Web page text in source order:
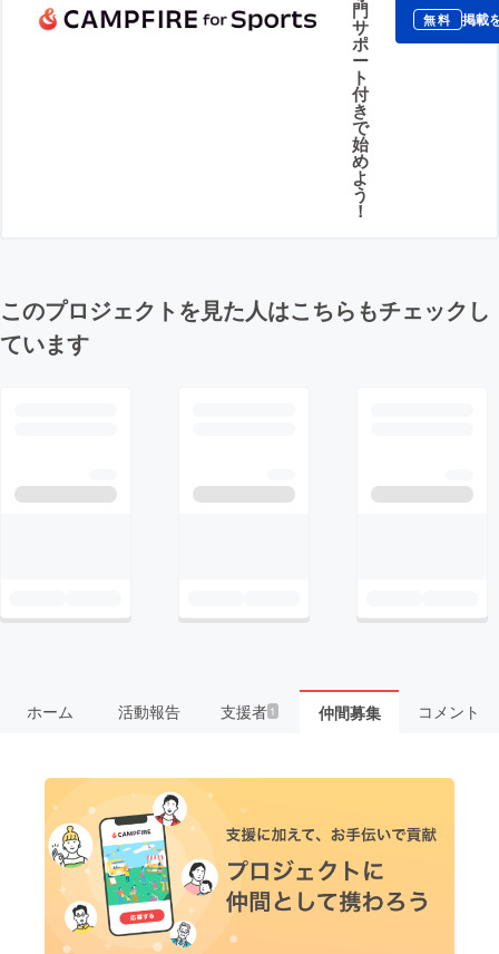
門
サ
ポ
ー
ト
付
き
で
始
め
よ
う
！
無料 掲載
このプロジェクトを見た人はこちらもチェックし
ています
ホーム 活動報告 支援者 1 仲間募集 コメント